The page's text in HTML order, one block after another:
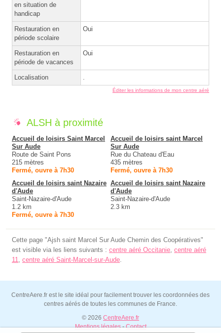
en situation de
handicap
Restauration en
période scolaire
Oui
Restauration en
période de vacances
Oui
Localisation
Éditer les informations de mon centre aéré
ALSH à proximité
Accueil de loisirs Saint Marcel
Sur Aude
Route de Saint Pons
215 mètres
Fermé, ouvre à 7h30
Accueil de loisirs saint Marcel
Sur Aude
Rue du Chateau d'Eau
435 mètres
Fermé, ouvre à 7h30
Accueil de loisirs saint Nazaire
d'Aude
Saint-Nazaire-d'Aude
1.2 km
Fermé, ouvre à 7h30
Accueil de loisirs saint Nazaire
d'Aude
Saint-Nazaire-d'Aude
2.3 km
Cette page "Ajsh saint Marcel Sur Aude Chemin des Coopératives"
est visible via les liens suivants : centre aéré Occitanie centre aéré
11
centre aéré Saint-Marcel-sur-Aude
CentreAere.fr est le site idéal pour facilement trouver les coordonnées des
centres aérés de toutes les communes de France.
© 2026 CentreAere.fr
Mentions légales-Contact